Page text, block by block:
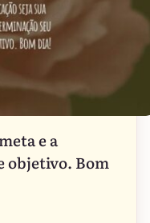
e a
objetivo. Bom